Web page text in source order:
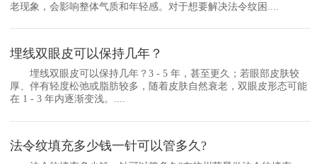
老现象，会影响整体气质和年轻感。对于想要解决法令纹困....
埋线双眼皮可以保持几年？
埋线双眼皮可以保持几年？3 - 5 年，甚至更久；若眼部皮肤较
厚、伴有轻度松弛或脂肪较多，随着皮肤自然衰老，双眼皮形态可能
在 1 - 3 年内逐渐变浅。....
法令纹填充多少钱一针可以管多久?